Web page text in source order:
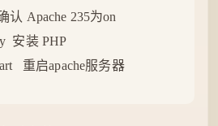
认 Apache 235为on
安装 PHP
重启apache服务器